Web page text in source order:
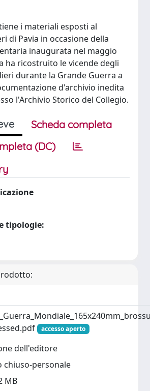
i materiali esposti al
di Pavia in occasione della
inaugurata nel maggio
ha ricostruito le vicende degli
durante la Grande Guerra a
d'archivio inedita
l'Archivio Storico del Collegio.
Scheda completa
(DC)
tipologie:
accesso aperto
dell'editore
chiuso-personale
MB